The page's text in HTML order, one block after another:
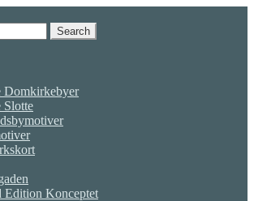
Search
Domkirkebyer
Slotte
Edition Konceptet